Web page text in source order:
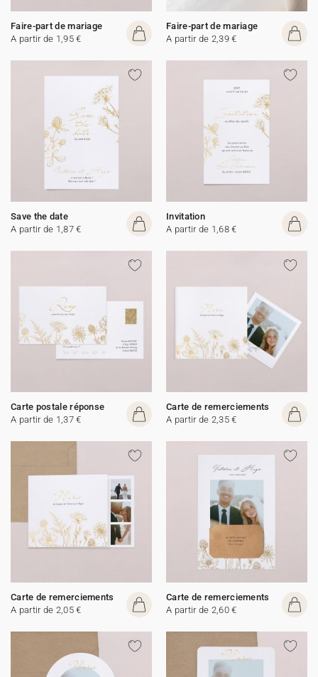
Faire-part de mariage
A partir de 1,95 €
Faire-part de mariage
A partir de 2,39 €
Save the date
A partir de 1,87 €
Invitation
A partir de 1,68 €
Carte postale réponse
A partir de 1,37 €
Carte de remerciements
A partir de 2,35 €
Carte de remerciements
A partir de 2,05 €
Carte de remerciements
A partir de 2,60 €